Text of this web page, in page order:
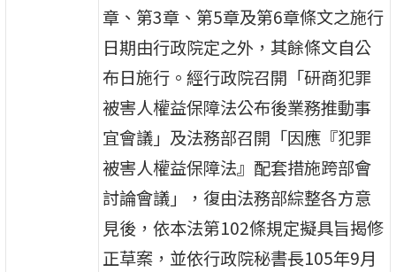
章、第3章、第5章及第6章條文之施行
日期由行政院定之外，其餘條文自公
布日施行。經行政院召開「研商犯罪
被害人權益保障法公布後業務推動事
宜會議」及法務部召開「因應『犯罪
被害人權益保障法』配套措施跨部會
討論會議」，復由法務部綜整各方意
見後，依本法第102條規定擬具旨揭修
正草案，並依行政院秘書長105年9月